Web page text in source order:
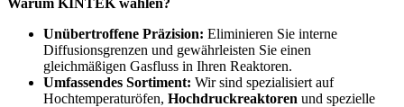
Warum KINTEK wählen?
Unübertroffene Präzision: Eliminieren Sie interne
Diffusionsgrenzen und gewährleisten Sie einen
gleichmäßigen Gasfluss in Ihren Reaktoren.
Umfassendes Sortiment: Wir sind spezialisiert auf
Hochtemperaturöfen, Hochdruckreaktoren und spezielle